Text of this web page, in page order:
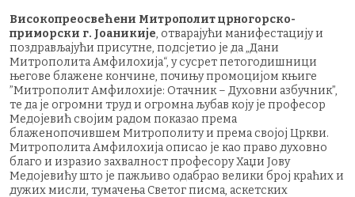
Високопреосвећени Митрополит црногорско-
приморски г. Јоаникије, отварајући манифестацију и
поздрављајући присутне, подсјетио је да „Дани
Митрополита Амфилохија“, у сусрет петогодишници
његове блажене кончине, почињу промоцијом књиге
”Митрополит Амфилохије: Отачник – Духовни азбучник”,
те да је огромни труд и огромна љубав коју је професор
Медојевић својим радом показао према
блаженопочившем Митрополиту и према својој Цркви.
Митрополита Амфилохија описао је као право духовно
благо и изразио захвалност професору Хаџи Јову
Медојевићу што је пажљиво одабрао велики број краћих и
дужих мисли, тумачења Светог писма, аскетских